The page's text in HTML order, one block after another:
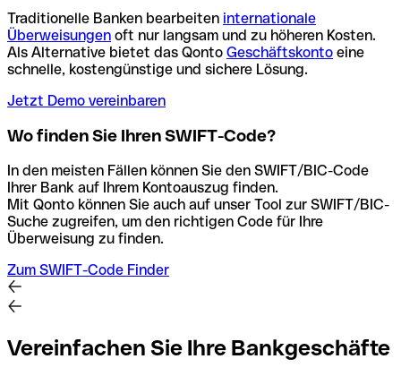
Traditionelle Banken bearbeiten internationale
Überweisungen oft nur langsam und zu höheren Kosten.
Als Alternative bietet das Qonto Geschäftskonto eine
schnelle, kostengünstige und sichere Lösung.
Jetzt Demo vereinbaren
Wo finden Sie Ihren SWIFT-Code?
In den meisten Fällen können Sie den SWIFT/BIC-Code
Ihrer Bank auf Ihrem Kontoauszug finden.
Mit Qonto können Sie auch auf unser Tool zur SWIFT/BIC-
Suche zugreifen, um den richtigen Code für Ihre
Überweisung zu finden.
Zum SWIFT-Code Finder
Vereinfachen Sie Ihre Bankgeschäfte